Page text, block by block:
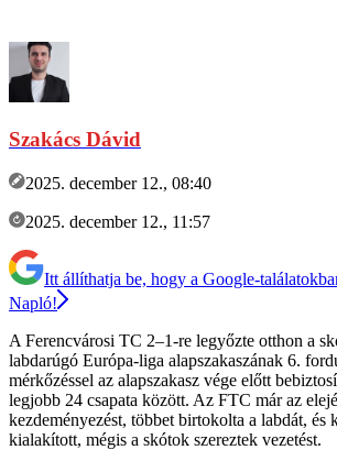
Szakács Dávid
2025. december 12., 08:40
2025. december 12., 11:57
Itt állíthatja be, hogy a Google-
Napló!
A Ferencvárosi TC 2–1-re legyőzte otthon a
labdarúgó Európa-liga alapszakaszának 6.
mérkőzéssel az alapszakasz vége előtt
legjobb 24 csapata között. Az FTC már az
kezdeményezést, többet birtokolta a labdát, és
kialakított, mégis a skótok szereztek vezetést.